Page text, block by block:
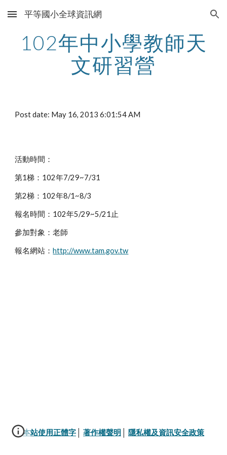
Skip to main content Skip to navigation
平等國小全球資訊網
102年中小學教師天
文研習營
Post date: May 16, 2013 6:01:54 AM
活動時間：
第1梯：102年7/29~7/31
第2梯：102年8/1~8/3
報名時間：102年5/29~5/21止
參加對象：老師
報名網站：http://www.tam.gov.tw
本站使用正體字 著作權聲明 隱私權及資訊安全政策